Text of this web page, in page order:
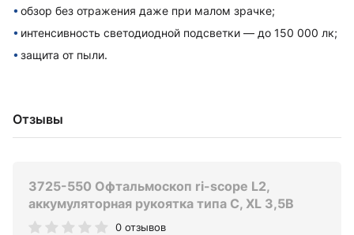
обзор без отражения даже при малом зрачке;
интенсивность светодиодной подсветки — до 150 000 лк;
защита от пыли.
Отзывы
3725-550 Офтальмоскоп ri-scope L2,
аккумуляторная рукоятка типа C, XL 3,5В
0 отзывов